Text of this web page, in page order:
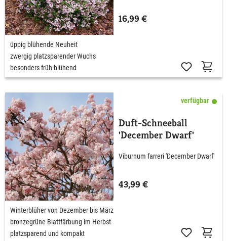
16,99 €
üppig blühende Neuheit
zwergig platzsparender Wuchs
besonders früh blühend
verfügbar
Duft-Schneeball
'December Dwarf'
Viburnum farreri 'December Dwarf'
43,99 €
Winterblüher von Dezember bis März
bronzegrüne Blattfärbung im Herbst
platzsparend und kompakt